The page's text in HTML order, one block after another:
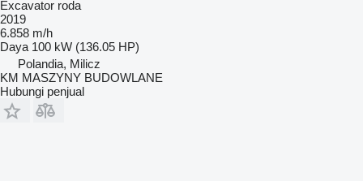
Excavator roda
2019
6.858 m/h
Daya 100 kW (136.05 HP)
Polandia, Milicz
KM MASZYNY BUDOWLANE
Hubungi penjual